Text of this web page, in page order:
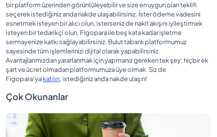
bir platform üzerinden görüntüleyebilir ve size en uygun olan teklifi
seçerek istediğiniz anda nakde ulaşabilirsiniz. İster ödeme vadesini
esnetmek isteyen bir alıcı olun, isterseniz de nakit akışını iyileştirmek
isteyen bir tedarikçi olun, Figopara ile beş kata kadar işletme
sermayenize katkı sağlayabilirsiniz. Bulut tabanlı platformumuz
sayesinde tüm işlemlerinizi dijital olarak yapabilirsiniz.
Avantajlarımızdan yararlanmak için yapmanız gereken tek şey; hiçbir ek
şart ve ücret olmadan platformumuza üye olmak. Siz de
Figopara’yakatılın, istediğiniz anda nakde ulaşın!
Çok Okunanlar